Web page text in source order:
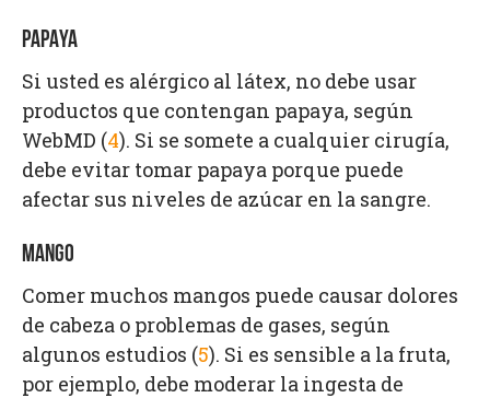
PAPAYA
Si usted es alérgico al látex, no debe usar
productos que contengan papaya, según
WebMD (4). Si se somete a cualquier cirugía,
debe evitar tomar papaya porque puede
afectar sus niveles de azúcar en la sangre.
MANGO
Comer muchos mangos puede causar dolores
de cabeza o problemas de gases, según
algunos estudios (5). Si es sensible a la fruta,
por ejemplo, debe moderar la ingesta de